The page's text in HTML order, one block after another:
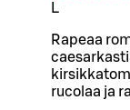
L
Rapeaa
rucolaa ja